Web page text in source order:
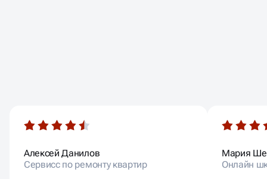
Алексей Данилов
Сервисс по ремонту квартир
Мария
Онлайн